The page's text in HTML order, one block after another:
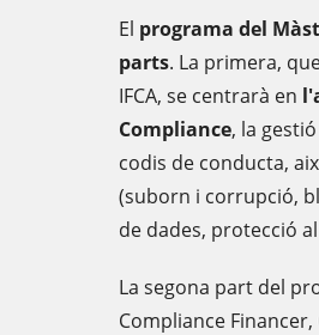
El programa del
parts. La primera,
IFCA, se centrarà en
Compliance, la
codis de conducta,
(suborn i corrupció,
de dades, protecció
La segona part del
Compliance